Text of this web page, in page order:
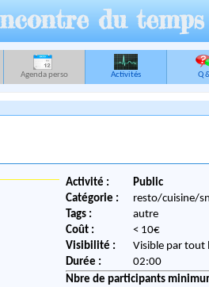
du temps
Agenda perso Activités Q
Activité :
Public
Catégorie :
resto/cuisine/
Tags :
autre
Coût :
< 10€
Visibilité :
Visible par tout
Durée :
02:00
Nbre de participants